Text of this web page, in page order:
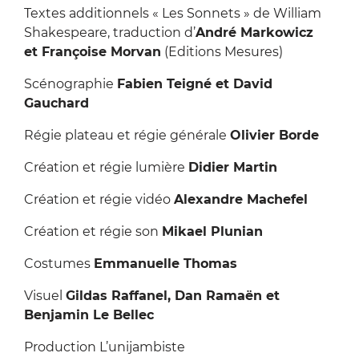
Textes additionnels « Les Sonnets » de William
Shakespeare, traduction d’André Markowicz
et Françoise Morvan (Editions Mesures)
Scénographie Fabien Teigné et David
Gauchard
Régie plateau et régie générale Olivier Borde
Création et régie lumière Didier Martin
Création et régie vidéo Alexandre Machefel
Création et régie son Mikael Plunian
Costumes Emmanuelle Thomas
Visuel Gildas Raffanel, Dan Ramaën et
Benjamin Le Bellec
Production L’unijambiste